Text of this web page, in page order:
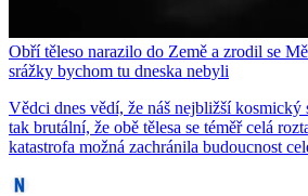
Obří těleso narazilo do Země a zrodil se
srážky bychom tu dneska nebyli
Vědci dnes vědí, že náš nejbližší kosmický
tak brutální, že obě tělesa se téměř celá
katastrofa možná zachránila budoucnost